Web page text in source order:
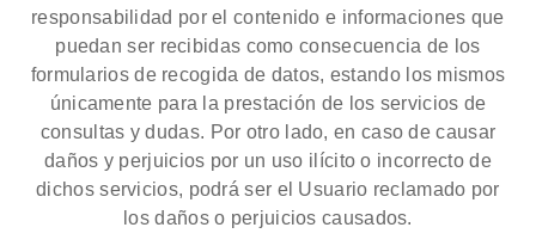
responsabilidad por el contenido e informaciones que
puedan ser recibidas como consecuencia de los
formularios de recogida de datos, estando los mismos
únicamente para la prestación de los servicios de
consultas y dudas. Por otro lado, en caso de causar
daños y perjuicios por un uso ilícito o incorrecto de
dichos servicios, podrá ser el Usuario reclamado por
los daños o perjuicios causados.